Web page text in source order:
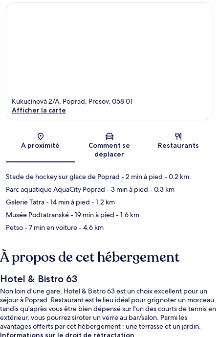
Carte
Kukucínová 2/A, Poprad, Presov, 058 01
Afficher la carte
À proximité
Comment se
déplacer
Restaurants
Stade de hockey sur glace de Poprad - 2 min à pied - 0.2 km
Parc aquatique AquaCity Poprad - 3 min à pied - 0.3 km
Galerie Tatra- 14 min à pied - 1.2 km
Musée Podtatranské- 19 min à pied - 1.6 km
Petso- 7 min en voiture- 4.6 km
À propos de cet hébergement
Hotel & Bistro 63
Non loin d'une gare, Hotel & Bistro 63 est un choix excellent pour un
séjour à Poprad. Restaurant est le lieu idéal pour grignoter un morceau
tandis qu'après vous être bien dépensé sur l'un des courts de tennis en
extérieur, vous pourrez siroter un verre au bar/salon. Parmi les
avantages offerts par cet hébergement : une terrasse et un jardin.
Informations sur le droit de rétractation